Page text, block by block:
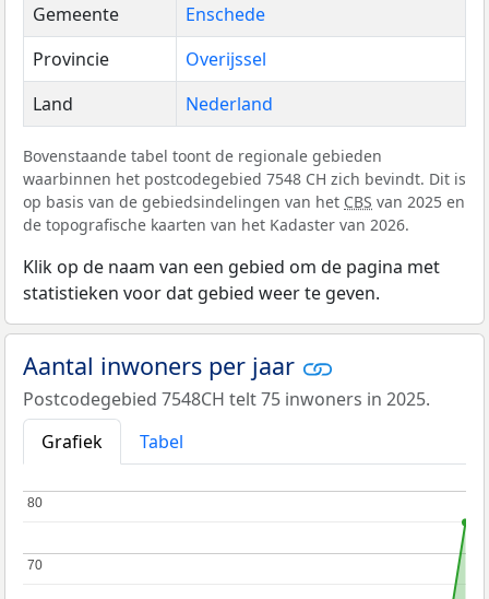
Gemeente
Enschede
Provincie
Overijssel
Land
Nederland
Bovenstaande tabel toont de regionale gebieden
waarbinnen het postcodegebied 7548 CH zich bevindt. Dit is
op basis van de gebiedsindelingen van het CBS van 2025 en
de topografische kaarten van het Kadaster van 2026.
Klik op de naam van een gebied om de pagina met
statistieken voor dat gebied weer te geven.
Aantal inwoners per jaar
Postcodegebied 7548CH telt 75 inwoners in 2025.
Grafiek
Tabel
70
70
80
80